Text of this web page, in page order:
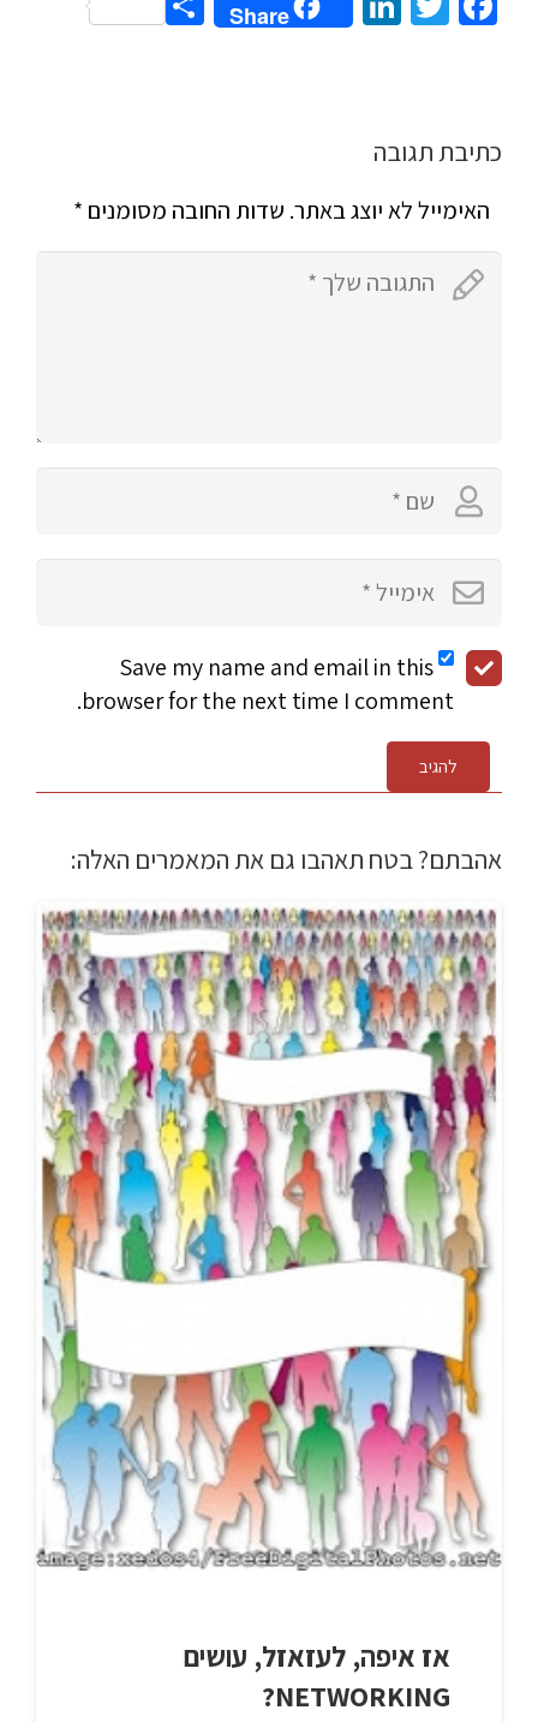
Share
כתיבת תגובה
האימייל לא יוצג באתר. שדות החובה מסומנים *
Save my name and email in this
browser for the next time I comment.
להגיב
אהבתם? בטח תאהבו גם את המאמרים האלה:
אז איפה, לעזאזל, עושים
NETWORKING?